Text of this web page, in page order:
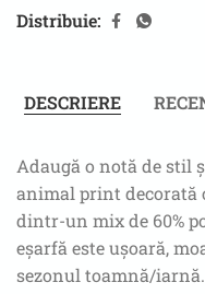
Distribuie:
DESCRIERE
Adaugă o notă de stil
animal print decorată
dintr-un mix de 60%
eșarfă este ușoară,
sezonul toamnă/iarnă.